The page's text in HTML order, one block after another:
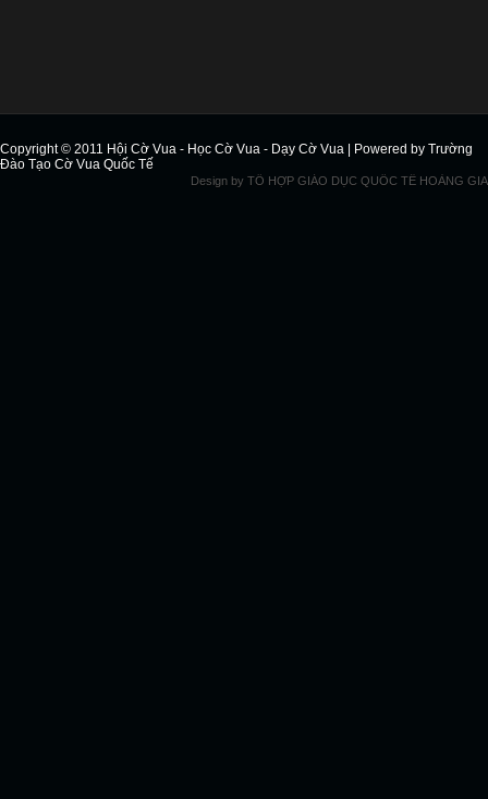
Copyright © 2011 Hội Cờ Vua - Học Cờ Vua - Dạy Cờ Vua | Powered by Trường
Đào Tạo Cờ Vua Quốc Tế
Design by TỔ HỢP GIÁO DỤC QUỐC TẾ HOÀNG GIA